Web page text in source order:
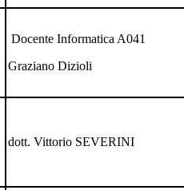
Docente Informatica A041
Graziano Dizioli
dott. Vittorio SEVERINI